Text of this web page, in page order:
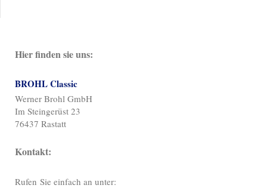
Hier finden sie uns:
BROHL Classic
Werner Brohl GmbH
Im Steingerüst 23
76437 Rastatt
Kontakt:
Rufen Sie einfach an unter: